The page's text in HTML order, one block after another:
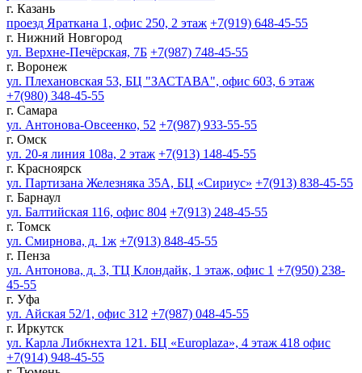
г. Казань
проезд Яраткана 1, офис 250, 2 этаж +7(919) 648-45-55
г. Нижний Новгород
ул. Верхне-Печёрская, 7Б +7(987) 748-45-55
г. Воронеж
ул. Плехановская 53, БЦ "ЗАСТАВА", офис 603, 6 этаж
+7(980) 348-45-55
г. Самара
ул. Антонова-Овсеенко, 52 +7(987) 933-55-55
г. Омск
ул. 20-я линия 108а, 2 этаж +7(913) 148-45-55
г. Красноярск
ул. Партизана Железняка 35А, БЦ «Сириус» +7(913) 838-45-55
г. Барнаул
ул. Балтийская 116, офис 804 +7(913) 248-45-55
г. Томск
ул. Смирнова, д. 1ж +7(913) 848-45-55
г. Пенза
ул. Антонова, д. 3, ТЦ Клондайк, 1 этаж, офис 1 +7(950) 238-
45-55
г. Уфа
ул. Айская 52/1, офис 312 +7(987) 048-45-55
г. Иркутск
ул. Карла Либкнехта 121. БЦ «Europlaza», 4 этаж 418 офис
+7(914) 948-45-55